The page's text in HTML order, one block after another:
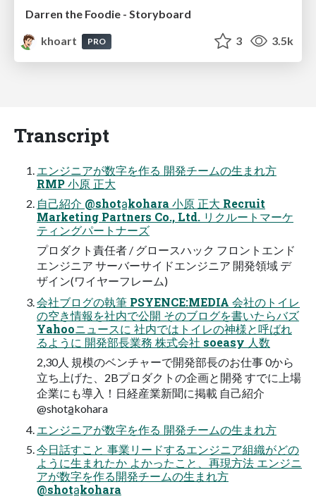
Darren the Foodie - Storyboard
khoart
PRO 3 3.5k
Transcript
エンジニアが数字を作る 開発チームの生まれ方
RMP 小原 正大
自己紹介 @shota̲kohara 小原 正大 Recruit
Marketing Partners Co., Ltd. リクルートマーケ
ティングパートナーズ
プロダクト責任者 / グロースハック フロントエンド
エンジニア サーバーサイドエンジニア 開発領域 デ
ザイン(ワイヤーフレーム)
会社ブログの執筆 PSYENCE:MEDIA 会社のトイレ
の空き情報を社内で公開 そのブログを書いたらバズ
Yahooニュースに 社内ではトイレの神様と呼ばれ
るように 開発部長業務 株式会社 soeasy 人数
2,30人 規模のベンチャーで開発部長のお仕事 0から
立ち上げた、2Bプロダクトの企画と開発 すでに上場
企業にも導入！日経産業新聞に掲載 自己紹介
@shota̲kohara
エンジニアが数字を作る 開発チームの生まれ方
今日話すこと 事業リードするエンジニア組織がどの
ように生まれたか よかったこと、再現方法 エンジニ
アが数字を作る開発チームの生まれ方
@shota̲kohara